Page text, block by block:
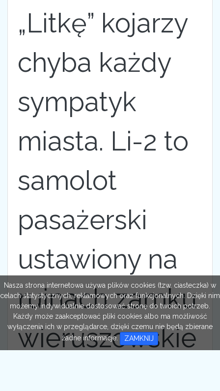
„Litkę” kojarzy
chyba każdy
sympatyk
miasta. Li-2 to
samolot
pasażerski
ustawiony na
ruinach zamku
wieruszowskie
Nasza strona internetowa używa plików cookies (tzw. ciasteczka) w
celach statystycznych, reklamowych oraz funkcjonalnych. Dzięki nim
możemy indywidualnie dostosować stronę do twoich potrzeb.
Każdy może zaakceptować pliki cookies albo ma możliwość
wyłączenia ich w przeglądarce, dzięki czemu nie będą zbierane
żadne informacje.
ZAMKNIJ